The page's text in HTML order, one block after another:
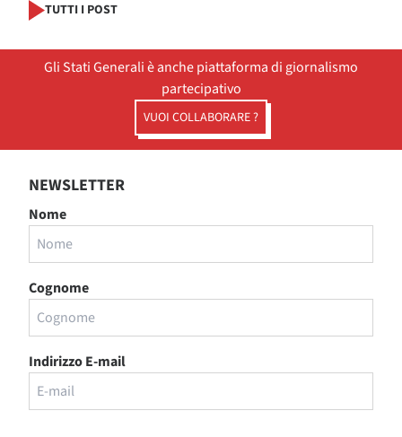
TUTTI I POST
Gli Stati Generali è anche piattaforma di giornalismo
partecipativo
VUOI COLLABORARE ?
NEWSLETTER
Nome
Cognome
Indirizzo E-mail